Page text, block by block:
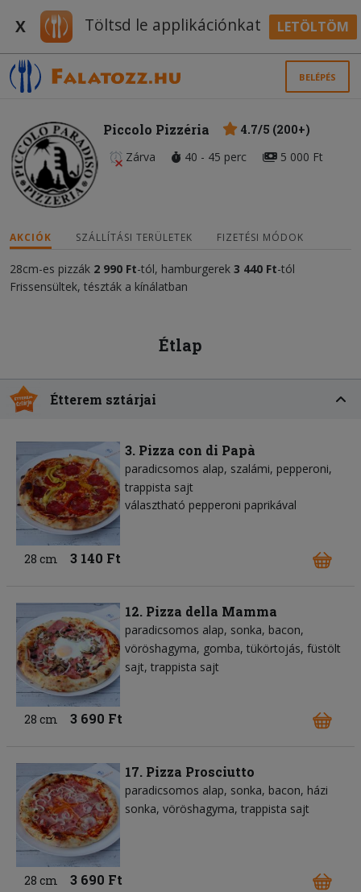
X Töltsd le applikációnkat LETÖLTÖM
BELÉPÉS
Piccolo Pizzéria
4.7/5 (200+)
Zárva
40 - 45 perc 5 000 Ft
AKCIÓK SZÁLLÍTÁSI TERÜLETEK FIZETÉSI MÓDOK
28cm-es pizzák 2 990 Ft-tól, hamburgerek 3 440 Ft-tól
Frissensültek, tészták a kínálatban
Étlap
Étterem sztárjai
3. Pizza con di Papà
paradicsomos alap szalámi pepperoni
trappista sajt
választható pepperoni paprikával
28 cm 3 140 Ft
12. Pizza della Mamma
paradicsomos alap sonka bacon
vöröshagyma gomba tükörtojás füstölt
sajt trappista sajt
28 cm 3 690 Ft
17. Pizza Prosciutto
paradicsomos alap sonka bacon házi
sonka vöröshagyma trappista sajt
28 cm 3 690 Ft